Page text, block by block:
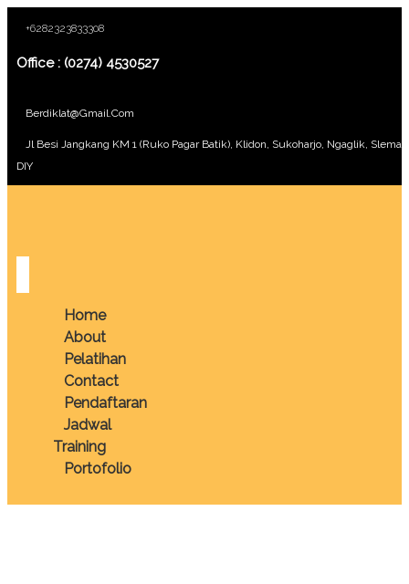
+6282323833308
Office : (0274) 4530527
Berdiklat@gmail.com
Jl Besi Jangkang KM 1 (Ruko Pagar Batik), Klidon, Sukoharjo, Ngaglik,
DIY
Home
About
Pelatihan
Contact
Pendaftaran
Jadwal
Training
Portofolio